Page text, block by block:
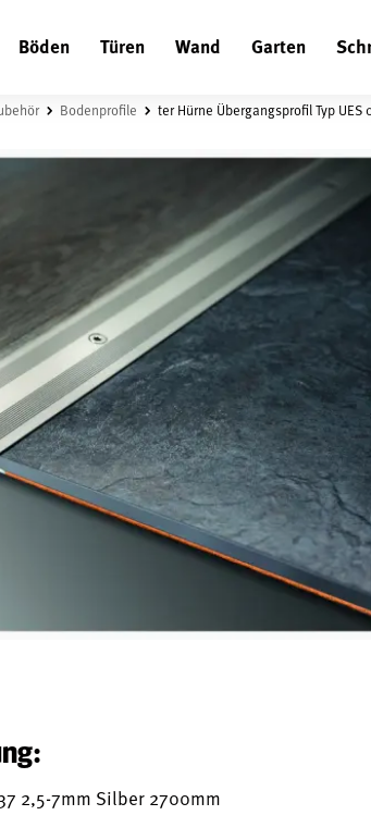
Böden Türen Wand Garten
Bodenprofile ter Hürne Übergangsprofil Typ UES
2,5-7mm Silber 2700mm